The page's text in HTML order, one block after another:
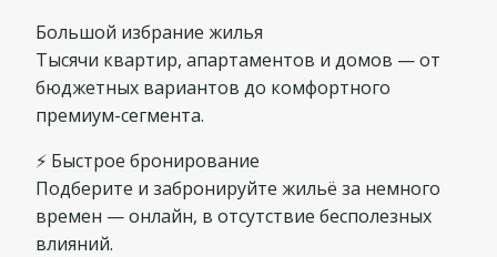
Большой избрание жилья
Тысячи квартир, апартаментов и домов — от
бюджетных вариантов до комфортного
премиум-сегмента.
⚡ Быстрое бронирование
Подберите и забронируйте жильё за немного
времен — онлайн, в отсутствие бесполезных
влияний.